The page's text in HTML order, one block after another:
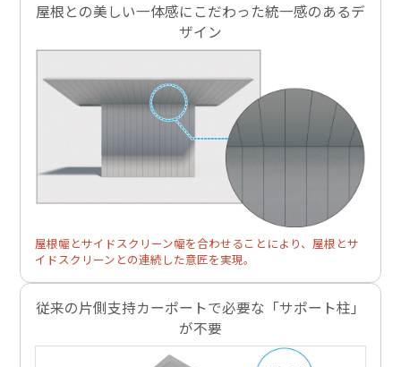
屋根との美しい一体感にこだわった統一感のあるデ
ザイン
屋根幅とサイドスクリーン幅を合わせることにより、屋根とサ
イドスクリーンとの連続した意匠を実現。
従来の片側支持カーポートで必要な「サポート柱」
が不要